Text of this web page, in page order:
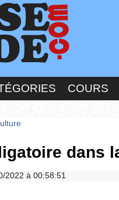
COURS
dans
2022 à 00:58:51